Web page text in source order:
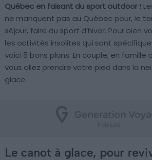
Québec en faisant du sport outdoor !
ne manquent pas au Québec pour, le
séjour, faire du sport d’hiver. Pour bien
les activités insolites qui sont
voici 5 bons plans. En couple, en famille
vous allez prendre votre pied dans la
glace.
Le canot à glace, pour